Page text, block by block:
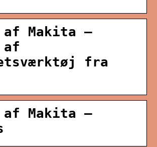
af Makita –
af
fra
af Makita –